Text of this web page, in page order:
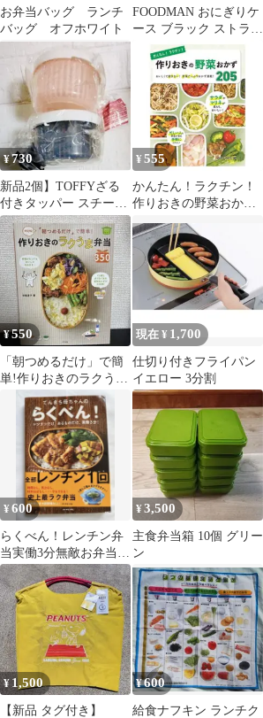
お弁当バッグ ランチ
バッグ オフホワイト
FOODMAN おにぎりケ
ース ブラック ストラッ
プ付き
¥730
新品2個】TOFFYざる
付きタッパー スチーム
コンテナ黒&ピンク 麺
弁当保存容器
¥ 555
かんたん！ラクチン！
作りおきの野菜おかず
205 / 本
¥550
「朝つめるだけ」で簡
単!作りおきのラクうま
弁当350 : 決定版! : ほめ
ら…
現在 ¥ 1,700
仕切り付きフライパン
イエロー 3分割
¥600
らくべん！レンチン弁
当実働3分無敵お弁当作
り！毎日の時間短縮
に！弁当男子にも◎
¥3,500
主食弁当箱 10個 グリー
ン
¥ 1,500
【新品 タグ付き】
¥600
給食ナフキン ランチク